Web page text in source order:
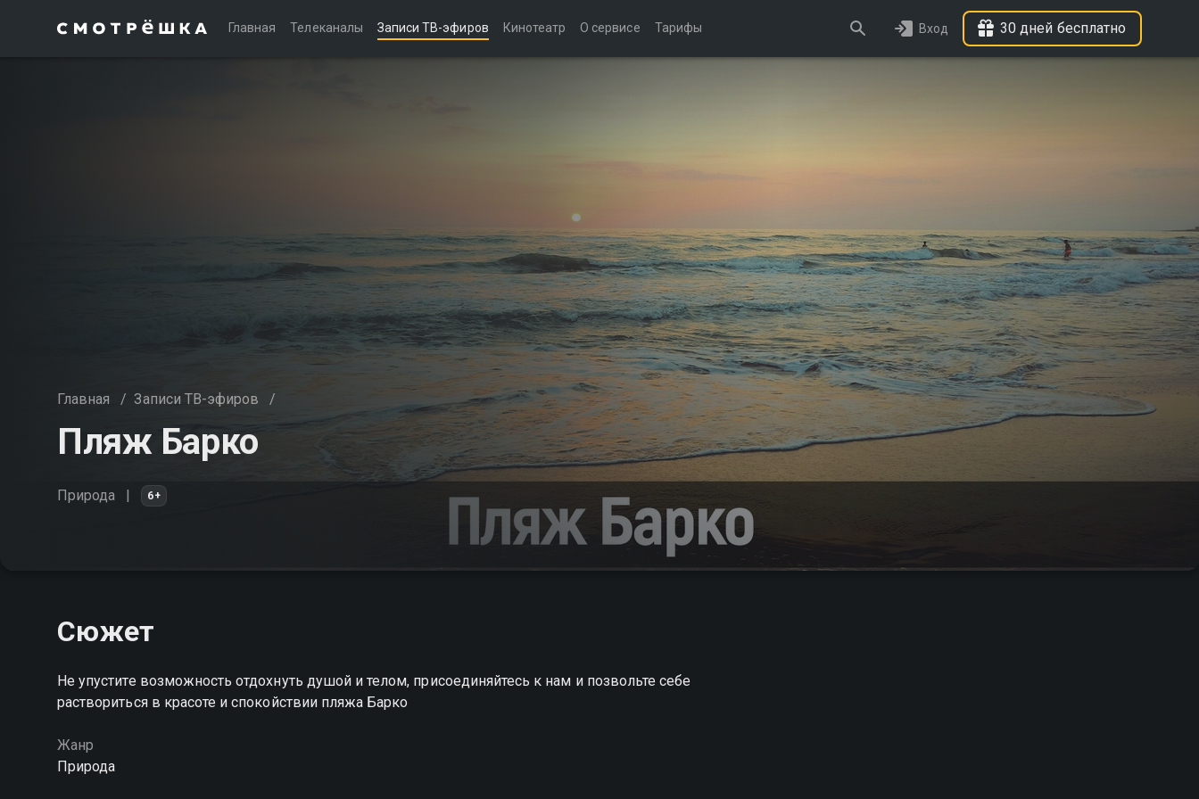
Главная Телеканалы Записи ТВ-эфиров Кинотеатр О сервисе Тарифы Вход 30 дней бесплатно
Главная / Записи ТВ-эфиров /
Пляж Барко
Природа 6+
Сюжет
Не упустите возможность отдохнуть душой и телом, присоединяйтесь к нам и позвольте себе
раствориться в красоте и спокойствии пляжа Барко
Жанр
Природа